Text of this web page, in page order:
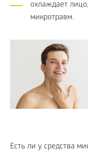
охлаждает
микротравм.
Есть ли у средства